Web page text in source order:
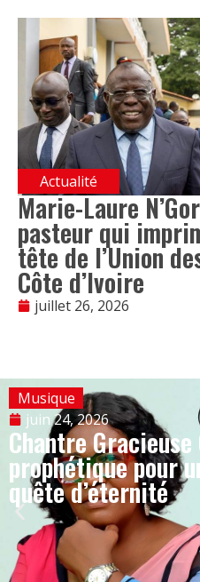
Actualité
Marie-Laure
pasteur qui
tête de l’Union
Côte d’Ivoire
juillet 26, 2026
Musique
juin 24, 2026
Chantre Gracieuse
prophétique pour
quête d’éternité